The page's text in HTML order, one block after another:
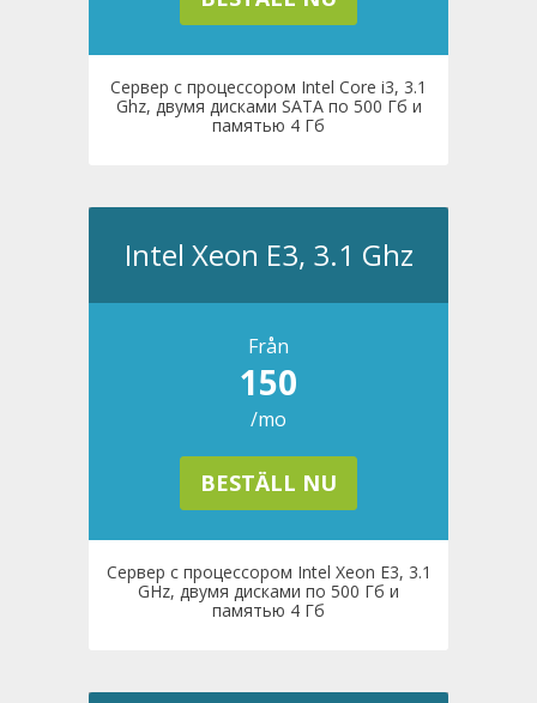
Сервер с процессором Intel Core i3, 3.1
Ghz, двумя дисками SATA по 500 Гб и
памятью 4 Гб
Intel Xeon E3, 3.1 Ghz
Från
150
/mo
BESTÄLL NU
Сервер с процессором Intel Xeon E3, 3.1
GHz, двумя дисками по 500 Гб и
памятью 4 Гб